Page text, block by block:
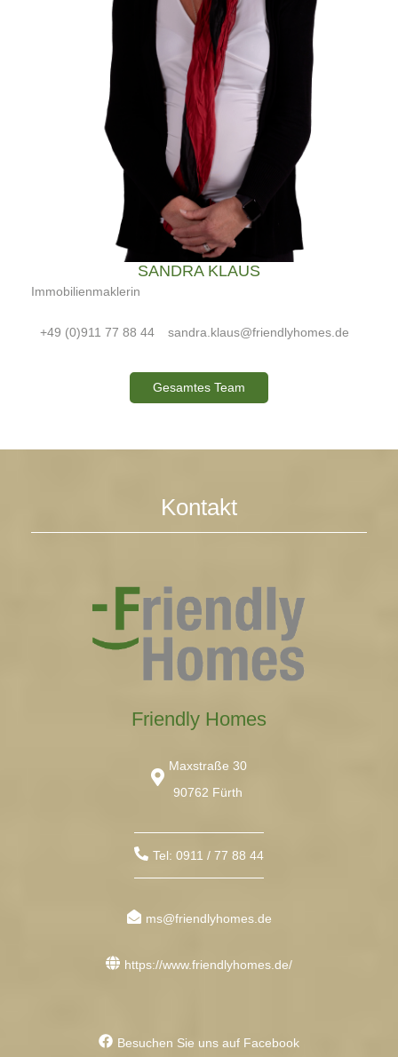
SANDRA KLAUS
Immobilienmaklerin
+49 (0)911 77 88 44 sandra.klaus@friendlyhomes.de
Gesamtes Team
Kontakt
Friendly Homes
Maxstraße 30
90762 Fürth
Tel: 0911 / 77 88 44
ms@friendlyhomes.de
https://www.friendlyhomes.de/
Besuchen Sie uns auf Facebook